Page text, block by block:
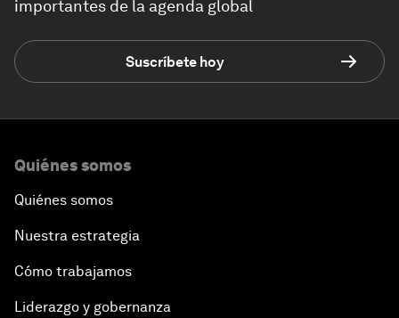
importantes de la agenda global
Suscríbete hoy
Quiénes somos
Quiénes somos
Nuestra estrategia
Cómo trabajamos
Liderazgo y gobernanza